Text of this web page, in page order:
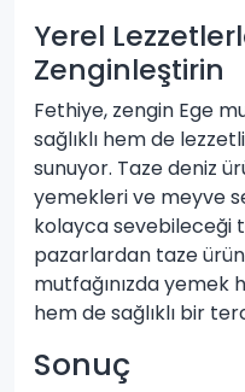
Yerel
Zenginleştirin
Fethiye, zengin Ege
sağlıklı hem de
sunuyor. Taze deniz
yemekleri ve meyve
kolayca sevebileceği
pazarlardan taze
mutfağınızda yemek
hem de sağlıklı bir
Sonuç